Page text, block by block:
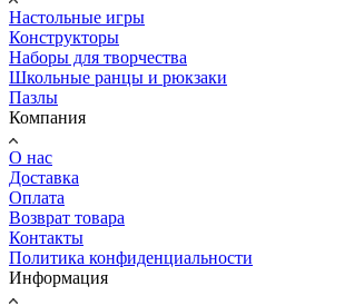
Настольные игры
Конструкторы
Наборы для творчества
Школьные ранцы и рюкзаки
Пазлы
Компания
О нас
Доставка
Оплата
Возврат товара
Контакты
Политика конфиденциальности
Информация